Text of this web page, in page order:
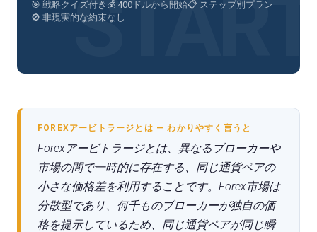
🎯 戦略クイズ付き 💰 400ドルから開始📋 ステップ別プラン
🚫 非現実的な約束なし
FOREXアービトラージとは — わかりやすく言うと
Forexアービトラージとは、異なるブローカーや
市場の間で一時的に存在する、同じ通貨ペアの
小さな価格差を利用することです。Forex市場は
分散型であり、何千ものブローカーが独自の価
格を提示しているため、同じ通貨ペアが同じ瞬